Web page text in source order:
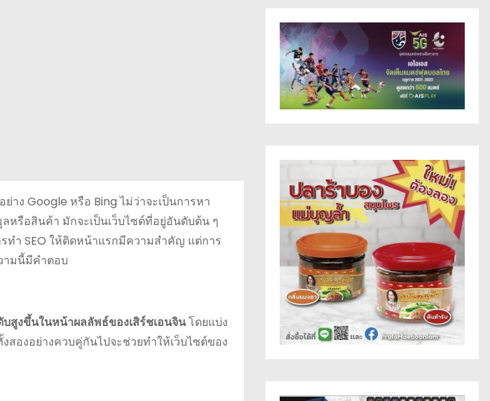
าง Google หรือ Bing ไม่ว่าจะเป็นการหา
หรือสินค้า มักจะเป็นเว็บไซต์ที่อยู่อันดับต้น ๆ
ทำ SEO ให้ติดหน้าแรกมีความสำคัญ แต่การ
ามนี้มีคำตอบ
สูงขึ้นในหน้าผลลัพธ์ของเสิร์ชเอนจินโดยแบ่ง
สองอย่างควบคู่กันไปจะช่วยทำให้เว็บไซต์ของ